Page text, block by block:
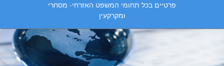
פרטיים בכל תחומי המשפט האזרחי- מסחרי
ומקרקעין